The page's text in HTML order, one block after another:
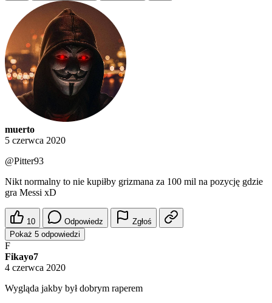
muerto
5 czerwca 2020
@Pitter93
Nikt normalny to nie kupiłby grizmana za 100 mil na pozycję gdzie
gra Messi xD
10 Odpowiedz
Zgłoś
Pokaż 5 odpowiedzi
F
Fikayo7
4 czerwca 2020
Wygląda jakby był dobrym raperem